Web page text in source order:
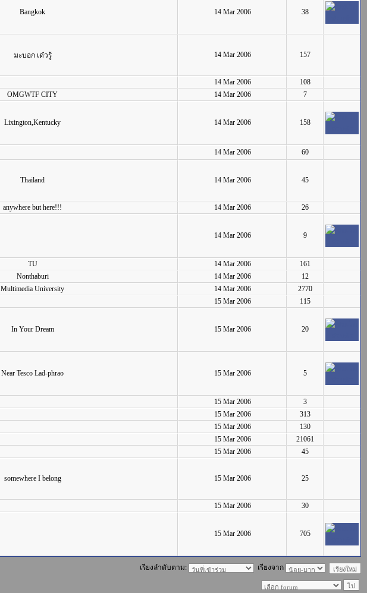
Bangkok 14 Mar 2006 38
มะบอก เด๋วรู้ 14 Mar 2006 157
14 Mar 2006
108
OMGWTF CITY 14 Mar 2006 7
Lixington,Kentucky 14 Mar 2006 158
14 Mar 2006 60
Thailand 14 Mar 2006 45
anywhere but here!!! 14 Mar 2006 26
14 Mar 2006 9
TU 14 Mar 2006
161
Nonthaburi 14 Mar 2006
12
Multimedia University 14 Mar 2006
2770
15 Mar 2006 115
In Your Dream 15 Mar 2006 20
Near Tesco Lad-phrao 15 Mar 2006 5
15 Mar 2006
3
15 Mar 2006
313
15 Mar 2006
130
15 Mar 2006
21061
15 Mar 2006 45
somewhere I belong 15 Mar 2006 25
15 Mar 2006 30
15 Mar 2006 705
เรียงลำดับตาม: เรียงจาก